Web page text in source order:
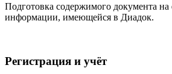
Подготовка содержимого документа на
информации, имеющейся в Диадок.
Регистрация и учёт